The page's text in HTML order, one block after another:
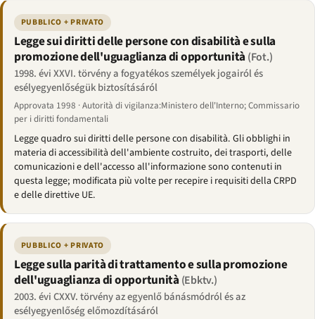
PUBBLICO + PRIVATO
Legge sui diritti delle persone con disabilità e sulla
promozione dell'uguaglianza di opportunità (Fot.)
1998. évi XXVI. törvény a fogyatékos személyek jogairól és
esélyegyenlőségük biztosításáról
Approvata 1998 · Autorità di vigilanza:Ministero dell'Interno; Commissario
per i diritti fondamentali
Legge quadro sui diritti delle persone con disabilità. Gli obblighi in
materia di accessibilità dell'ambiente costruito, dei trasporti, delle
comunicazioni e dell'accesso all'informazione sono contenuti in
questa legge; modificata più volte per recepire i requisiti della CRPD
e delle direttive UE.
PUBBLICO + PRIVATO
Legge sulla parità di trattamento e sulla promozione
dell'uguaglianza di opportunità (Ebktv.)
2003. évi CXXV. törvény az egyenlő bánásmódról és az
esélyegyenlőség előmozdításáról